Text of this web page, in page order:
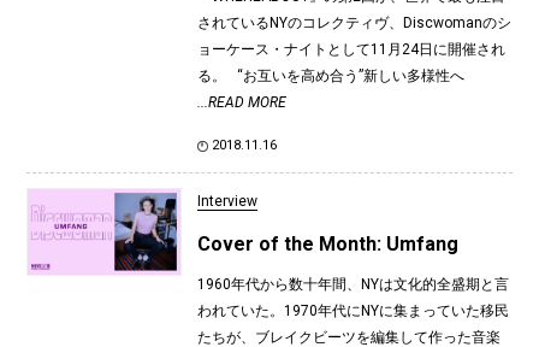
されているNYのコレクティヴ、Discwomanのシ
ョーケース・ナイトとして11月24日に開催され
る。 “お互いを高め合う”新しい多様性へ
...READ MORE
2018.11.16
Interview
Cover of the Month: Umfang
1960年代から数十年間、NYは文化的全盛期と言
われていた。1970年代にNYに集まっていた移民
たちが、ブレイクビーツを編集して作った音楽